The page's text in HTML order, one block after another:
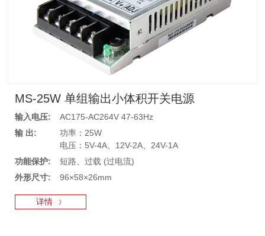
MS-25W 单组输出小体积开关电源
输入电压:
AC175-AC264V 47-63Hz
输 出:
功率：25W
电压：5V-4A、12V-2A、24V-1A
功能保护:
短路、过载 (过电流)
外形尺寸:
96×58×26mm
详情 》